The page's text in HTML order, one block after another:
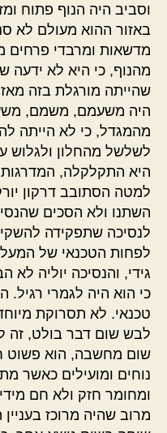
וסביב היה הנוף פתוח
באזור ההוא מעולם לא
מדשאות ומרבדי פרחים
מהנוף, כי היא לא ידעה
שהייתה מורגלת בזה
היה משעמם, משמם,
מהמגדל, כי לא הייתה
לשלשל מהחלון ולגלוש
היא התקלקלה, המדרגות
למטה הסתובב דרקון
השתנו ולא הסכים
לנסיכה שתפקידה
לפחות הטכנאי של
גידי, והנסיכה יוליה
כי הוא היה לגמרי רגיל.
טכנאי. לא תסרוקת
לבש שום דבר בולט, זה
שום מחשבה, הוא פשוט
נוחים ומועילים כאשר
ומחומר חזק ולא חם
מרוב שהיה מרוכז